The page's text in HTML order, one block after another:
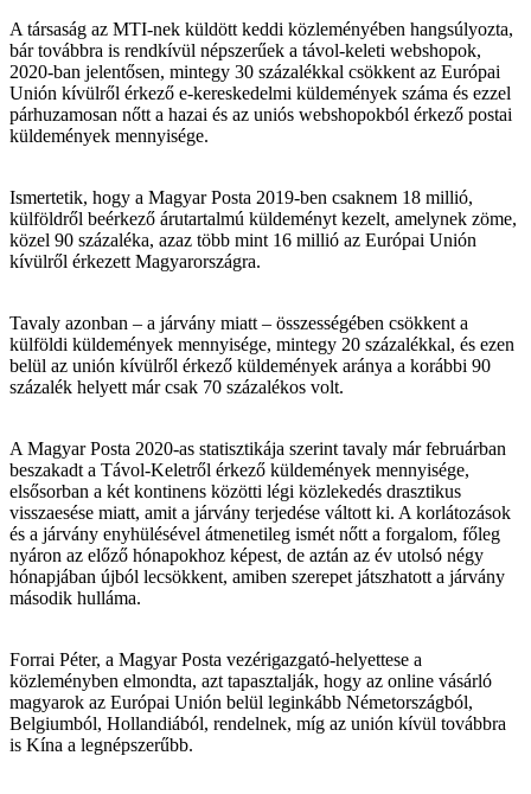
A társaság az MTI-nek küldött keddi közleményében hangsúlyozta,
bár továbbra is rendkívül népszerűek a távol-keleti webshopok,
2020-ban jelentősen, mintegy 30 százalékkal csökkent az Európai
Unión kívülről érkező e-kereskedelmi küldemények száma és ezzel
párhuzamosan nőtt a hazai és az uniós webshopokból érkező postai
küldemények mennyisége.
Ismertetik, hogy a Magyar Posta 2019-ben csaknem 18 millió,
külföldről beérkező árutartalmú küldeményt kezelt, amelynek zöme,
közel 90 százaléka, azaz több mint 16 millió az Európai Unión
kívülről érkezett Magyarországra.
Tavaly azonban – a járvány miatt – összességében csökkent a
külföldi küldemények mennyisége, mintegy 20 százalékkal, és ezen
belül az unión kívülről érkező küldemények aránya a korábbi 90
százalék helyett már csak 70 százalékos volt.
A Magyar Posta 2020-as statisztikája szerint tavaly már februárban
beszakadt a Távol-Keletről érkező küldemények mennyisége,
elsősorban a két kontinens közötti légi közlekedés drasztikus
visszaesése miatt, amit a járvány terjedése váltott ki. A korlátozások
és a járvány enyhülésével átmenetileg ismét nőtt a forgalom, főleg
nyáron az előző hónapokhoz képest, de aztán az év utolsó négy
hónapjában újból lecsökkent, amiben szerepet játszhatott a járvány
második hulláma.
Forrai Péter, a Magyar Posta vezérigazgató-helyettese a
közleményben elmondta, azt tapasztalják, hogy az online vásárló
magyarok az Európai Unión belül leginkább Németországból,
Belgiumból, Hollandiából, rendelnek, míg az unión kívül továbbra
is Kína a legnépszerűbb.